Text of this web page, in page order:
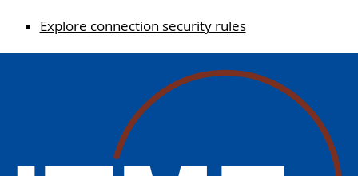
Explore connection security rules